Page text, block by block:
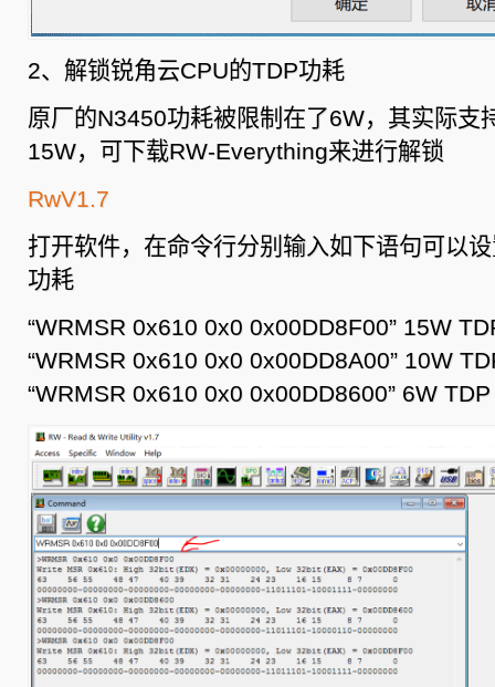
2、解锁锐角云CPU的TDP功耗
原厂的N3450功耗被限制在了6W，其实际支
15W，可下载RW-Everything来进行解锁
RwV1.7
打开软件，在命令行分别输入如下语句可以
功耗
“WRMSR 0x610 0x0 0x00DD8F00” 15W
“WRMSR 0x610 0x0 0x00DD8A00” 10W
“WRMSR 0x610 0x0 0x00DD8600” 6W TDP